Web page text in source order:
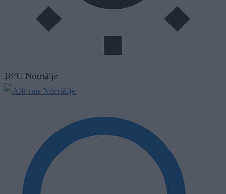
18°C Norrtälje